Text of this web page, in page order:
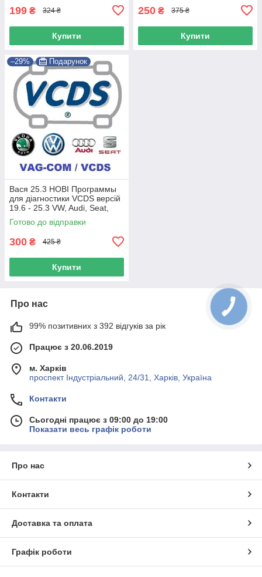
199 ₴ 324 ₴
Купити
250 ₴ 375 ₴
Купити
–29% Подарунок
Вася 25.3 НОВІ Программы
для діагностики VCDS версій
19.6 - 25.3 VW, Audi, Seat,
Skoda
Готово до відправки
300 ₴ 425 ₴
Купити
Про нас
99% позитивних з 392 відгуків за рік
Працює з 20.06.2019
м. Харків
проспект Індустріальний, 24/31, Харків, Україна
Контакти
Сьогодні працює з 09:00 до 19:00
Показати весь графік роботи
Про нас
Контакти
Доставка та оплата
Графік роботи